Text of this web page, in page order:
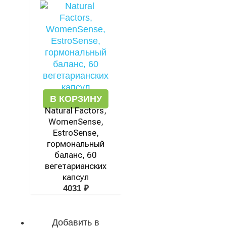
В КОРЗИНУ
Natural Factors,
WomenSense,
EstroSense,
гормональный
баланс, 60
вегетарианских
капсул
4031 ₽
Добавить в